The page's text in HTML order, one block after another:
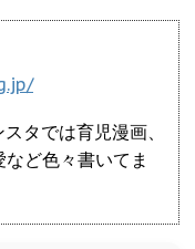
タでは育児漫画、
ど色々書いてま